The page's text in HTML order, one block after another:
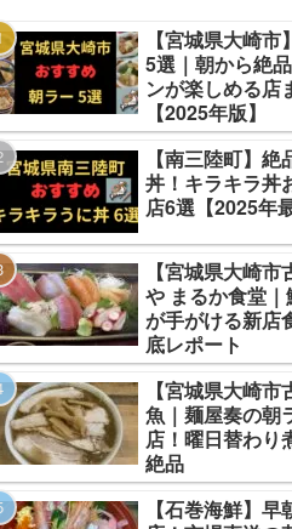
【宮城県大崎市
5選｜朝から絶
ンが楽しめる店
【2025年版】
【南三陸町】絶
丼！キラキラ丼
店6選【2025年
【宮城県大崎市
や まるか食堂｜
が手がける新店
底レポート
【宮城県大崎市
魚｜麺屋奏の朝
店！曜日替わり
絶品
【石巻海鮮】